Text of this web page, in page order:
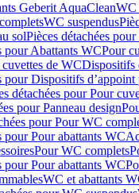
Geberit AquaCleanWC
WC suspendus
solPièces détachées
pour Abattants WCPour
de WCDispositifs
pour Dispositifs
détachées pour Pour
pour Panneau design
pour Pour WC
pour Pour abattants WC
Pour WC complets
pour Pour abattants WC
WC et abattants